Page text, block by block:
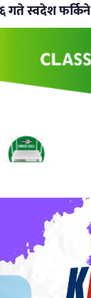
गते स्वदेश फर्किने